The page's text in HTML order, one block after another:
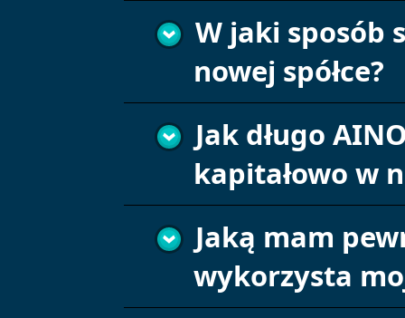
W jaki sposób
nowej spółce?
Jak długo
kapitałowo w
Jaką mam
wykorzysta